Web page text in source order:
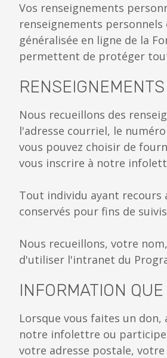
Vos renseignements
renseignements
généralisée en ligne de la
permettent de protéger
Nous recueillons des
l'adresse courriel, le
vous pouvez choisir de
vous inscrire à notre
Tout individu ayant recours
conservés pour fins de
Nous recueillons, votre
d'utiliser l'intranet du
INFORMATION
Lorsque vous faites un
notre infolettre ou
votre adresse postale,